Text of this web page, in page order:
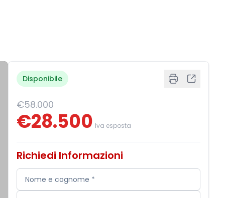
Disponibile
€58.000
€28.500 Iva esposta
Richiedi Informazioni